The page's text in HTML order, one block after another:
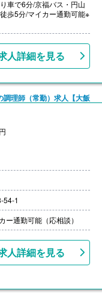
り支給（入社時は現物
※前年度実績
円/月）
車で6分/京福バス・円山
歩5分/マイカー通勤可能※
人詳細を見る
理師（常勤）求人【大飯
2km以上は交通費支給）
54-1
ー通勤可能（応相談）
人詳細を見る